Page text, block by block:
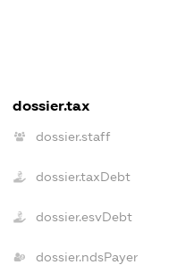
dossier.tax
dossier.staff
dossier.taxDebt
dossier.esvDebt
dossier.ndsPayer